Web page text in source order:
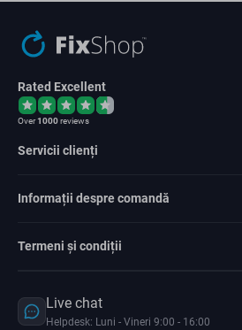
Rated Excellent
Over1000reviews
Servicii clienți
Informații despre comandă
Termeni și condiții
Live chat
Helpdesk: Luni - Vineri 9:00 - 16:00